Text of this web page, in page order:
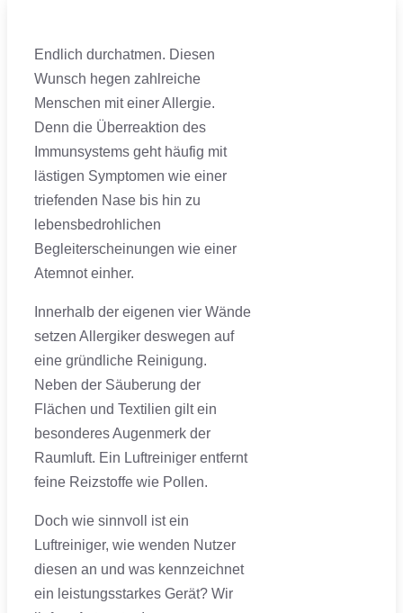
Endlich durchatmen. Diesen
Wunsch hegen zahlreiche
Menschen mit einer Allergie.
Denn die Überreaktion des
Immunsystems geht häufig mit
lästigen Symptomen wie einer
triefenden Nase bis hin zu
lebensbedrohlichen
Begleiterscheinungen wie einer
Atemnot einher.
Innerhalb der eigenen vier Wände
setzen Allergiker deswegen auf
eine gründliche Reinigung.
Neben der Säuberung der
Flächen und Textilien gilt ein
besonderes Augenmerk der
Raumluft. Ein Luftreiniger entfernt
feine Reizstoffe wie Pollen.
Doch wie sinnvoll ist ein
Luftreiniger, wie wenden Nutzer
diesen an und was kennzeichnet
ein leistungsstarkes Gerät? Wir